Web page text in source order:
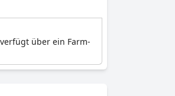
über ein Farm-